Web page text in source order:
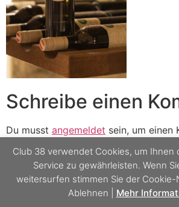
Schreibe einen
Du musst angemeldet sein, um einen
Club 38 verwendet Cookies, um Ihnen
Service zu gewährleisten. Wenn
weitersurfen stimmen Sie der Cookie-
Ablehnen
Mehr